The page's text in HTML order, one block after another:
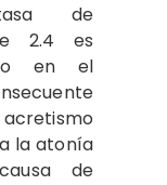
de
2.4 es
en el
la atonía
de